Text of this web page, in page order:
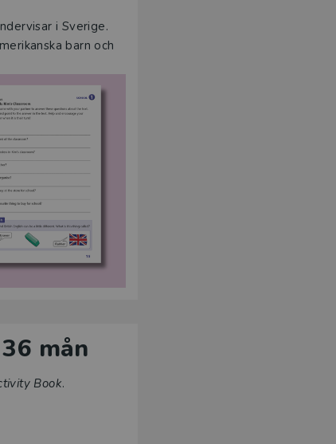
i Sverige.
barn och
mån
Book.